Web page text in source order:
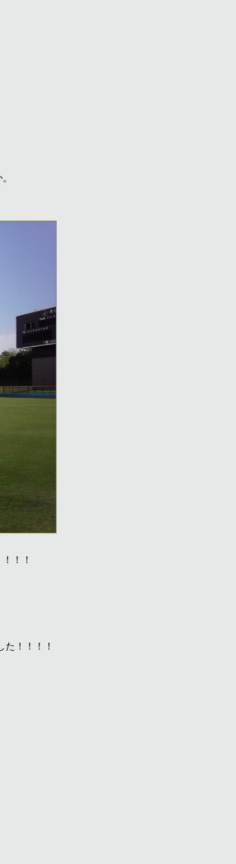
！！
！！！！